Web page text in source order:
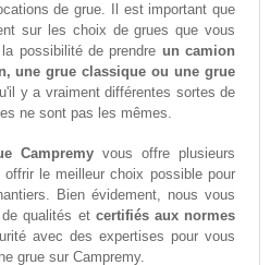
de grue. Il est important que
sur les choix de grues que vous
possibilité de prendre un camion
une grue classique ou une grue
y a vraiment différentes sortes de
ne sont pas les mêmes.
Campremy vous offre plusieurs
le meilleur choix possible pour
Bien évidement, nous vous
qualités et certifiés aux normes
avec des expertises pour vous
grue sur Campremy.